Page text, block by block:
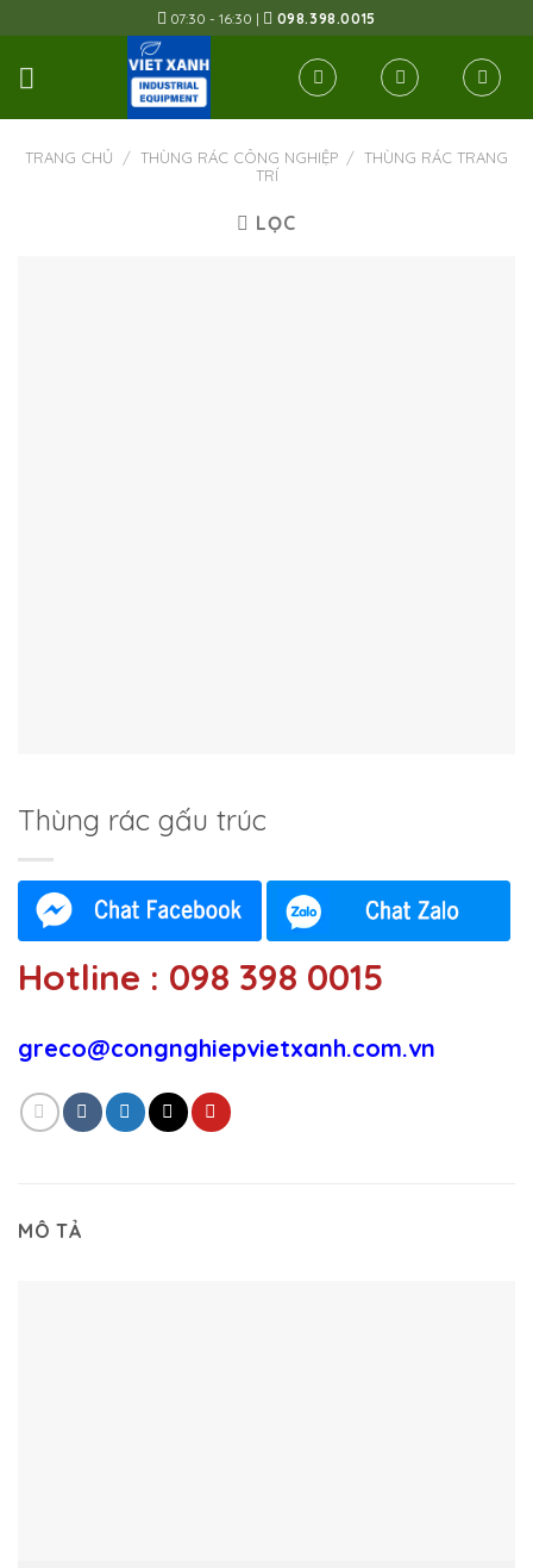
to
content
07:30 - 16:30 | 098.398.0015
TRANG CHỦ / THÙNG RÁC CÔNG NGHIỆP / THÙNG RÁC TRANG
TRÍ
LỌC
Thùng rác gấu trúc
Hotline : 098 398 0015
greco@congnghiepvietxanh.com.vn
MÔ TẢ